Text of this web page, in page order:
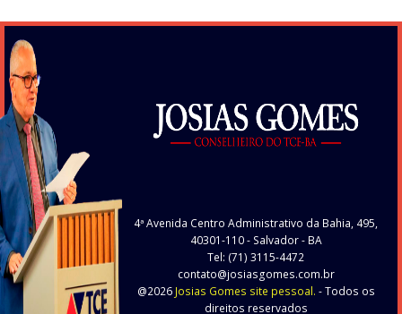
4ª Avenida Centro Administrativo da Bahia, 495,
40301-110- Salvador - BA
Tel: (71) 3115-4472
contato@josiasgomes.com.br
@2026 Josias Gomes site pessoal. - Todos os
direitos reservados